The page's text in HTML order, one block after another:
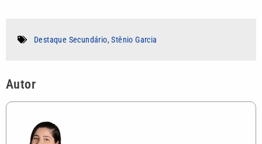
Destaque Secundário,Stênio Garcia
Autor